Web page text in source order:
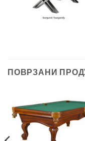
ПОВРЗАНИ